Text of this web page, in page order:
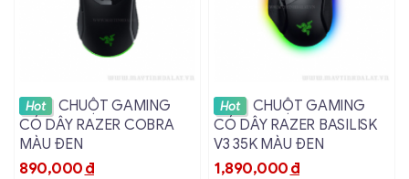
Xem chi tiết
Hot
CHUỘT GAMING
CÓ DÂY RAZER COBRA
MÀU ĐEN
890,000đ
Xem chi tiết
Hot
CHUỘT GAMING
CÓ DÂY RAZER BASILISK
V3 35K MÀU ĐEN
1,890,000đ